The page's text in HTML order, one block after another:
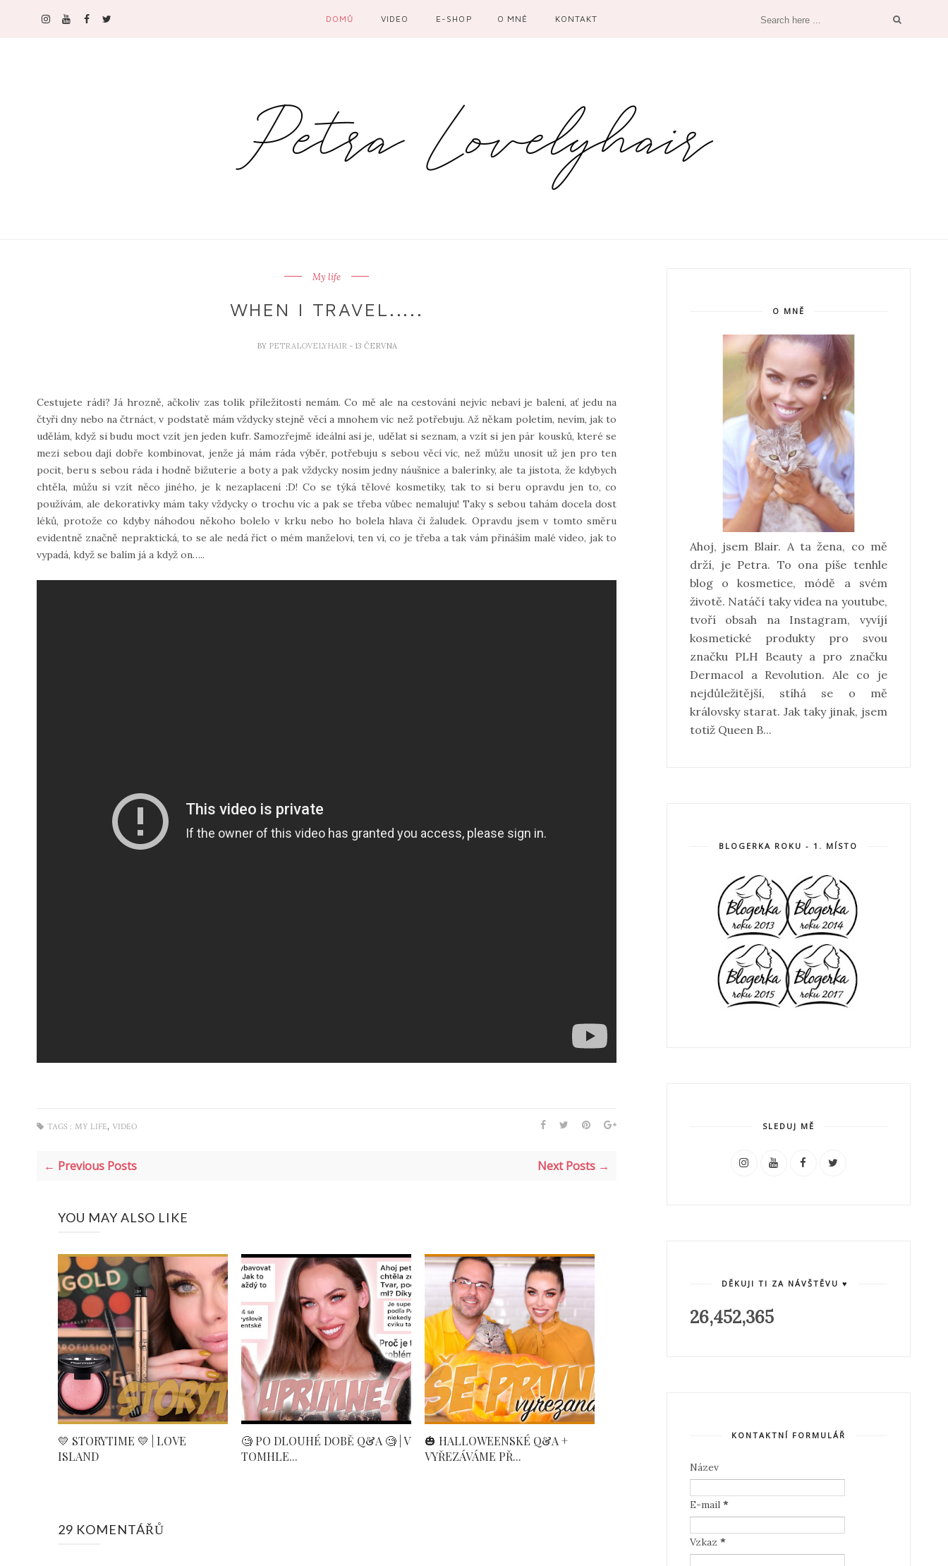
DOMŮ VIDEO E-SHOP O MNĚ KONTAKT
My life
WHEN I TRAVEL.....
BY PETRALOVELYHAIR - 13 ČERVNA
Cestujete rádi? Já hrozně, ačkoliv zas tolik příležitostí nemám. Co mě ale na cestování nejvíc nebaví je balení, ať jedu na
čtyři dny nebo na čtrnáct, v podstatě mám vždycky stejně věcí a mnohem víc než potřebuju. Až někam poletím, nevím, jak to
udělám, když si budu moct vzít jen jeden kufr. Samozřejmě ideální asi je, udělat si seznam, a vzít si jen pár kousků, které se
mezi sebou dají dobře kombinovat, jenže já mám ráda výběr, potřebuju s sebou věcí víc, než můžu unosit už jen pro ten
pocit, beru s sebou ráda i hodně bižuterie a boty a pak vždycky nosím jedny náušnice a balerínky, ale ta jistota, že kdybych
chtěla, můžu si vzít něco jiného, je k nezaplacení :D! Co se týká tělové kosmetiky, tak to si beru opravdu jen to, co
používám, ale dekorativky mám taky vždycky o trochu víc a pak se třeba vůbec nemaluju! Taky s sebou tahám docela dost
léků, protože co kdyby náhodou někoho bolelo v krku nebo ho bolela hlava či žaludek. Opravdu jsem v tomto směru
evidentně značně nepraktická, to se ale nedá říct o mém manželovi, ten ví, co je třeba a tak vám přináším malé video, jak to
vypadá, když se balím já a když on…..
TAGS : MY LIFE, VIDEO
← Previous Posts Next Posts →
YOU MAY ALSO LIKE
💛 STORYTIME 💛 | LOVE
ISLAND
🧐 PO DLOUHÉ DOBĚ Q&A 🧐 | V
TOMHLE...
🎃 HALLOWEENSKÉ Q&A +
VYŘEZÁVÁME PŘ...
29 KOMENTÁŘŮ
O MNĚ
Ahoj, jsem Blair. A ta žena, co mě
drží, je Petra. To ona píše tenhle
blog o kosmetice, módě a svém
životě. Natáčí taky videa na youtube,
tvoří obsah na Instagram, vyvíjí
kosmetické produkty pro svou
značku PLH Beauty a pro značku
Dermacol a Revolution. Ale co je
nejdůležitější, stíhá se o mě
královsky starat. Jak taky jinak, jsem
totiž Queen B...
BLOGERKA ROKU - 1. MÍSTO
SLEDUJ MĚ
DĚKUJI TI ZA NÁVŠTĚVU ♥
26,452,365
KONTAKTNÍ FORMULÁŘ
Název
E-mail *
Vzkaz *